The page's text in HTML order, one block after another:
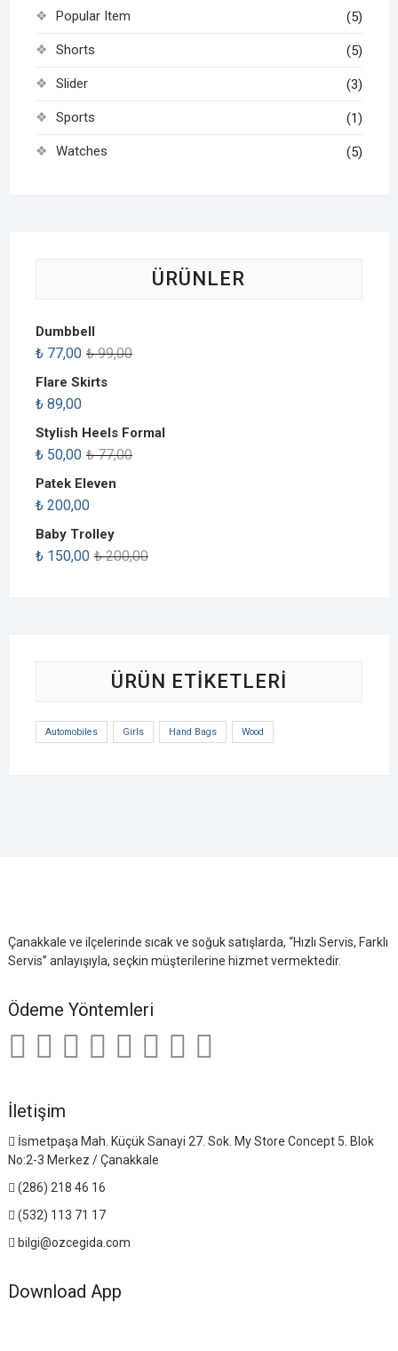
Popular Item (5)
Shorts (5)
Slider (3)
Sports (1)
Watches (5)
ÜRÜNLER
Dumbbell
₺99,00
₺77,00
Flare Skirts
₺89,00
Stylish Heels Formal
₺77,00
₺50,00
Patek Eleven
₺200,00
Baby Trolley
₺200,00
₺150,00
ÜRÜN ETIKETLERI
Automobiles Girls Hand Bags Wood
Çanakkale ve ilçelerinde sıcak ve soğuk satışlarda, “Hızlı Servis, Farklı
Servis” anlayışıyla, seçkin müşterilerine hizmet vermektedir.
Ödeme Yöntemleri
İletişim
İsmetpaşa Mah. Küçük Sanayi 27. Sok. My Store Concept 5. Blok
No:2-3 Merkez / Çanakkale
(286) 218 46 16
(532) 113 71 17
bilgi@ozcegida.com
Download App